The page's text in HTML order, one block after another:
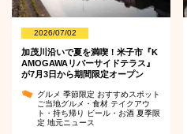
2026/07/02
加茂川沿いで夏を満喫！米子市『K
AMOGAWAリバーサイドテラス』
が7月3日から期間限定オープン
グルメ 季節限定 おすすめスポット
ご当地グルメ・食材 テイクアウ
ト・持ち帰り
ビール・お酒 夏季限
定 地元ニュース